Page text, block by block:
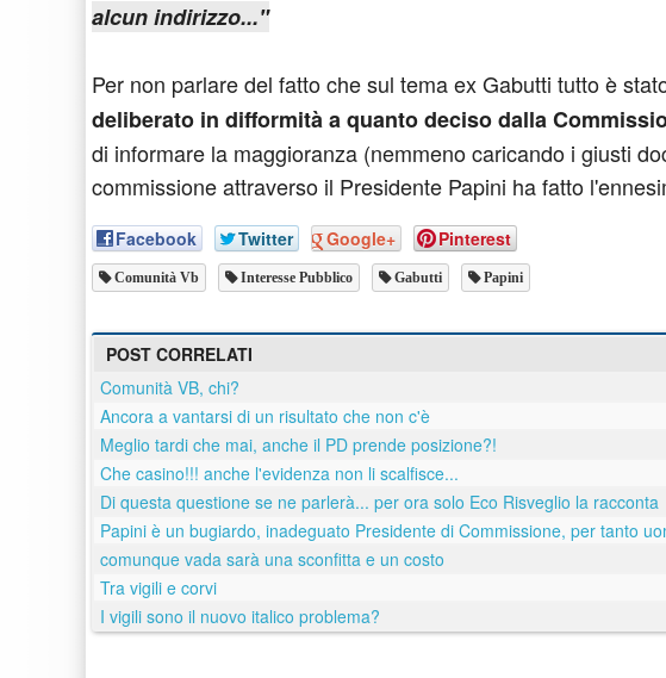
alcun indirizzo..."
Per non parlare del fatto che sul tema ex Gabutti tutto è
deliberato in difformità a quanto deciso dalla
di informare la maggioranza (nemmeno caricando i giusti
commissione attraverso il Presidente Papini ha fatto
Facebook Twitter Google+ Pinterest
Comunità Vb Interesse Pubblico Gabutti Papini
POST CORRELATI
Comunità VB, chi?
Ancora a vantarsi di un risultato che non c'è
Meglio tardi che mai, anche il PD prende posizione?!
Che casino!!! anche l'evidenza non li scalfisce...
Di questa questione se ne parlerà... per ora solo Eco Risveglio la racconta
Papini è un bugiardo, inadeguato Presidente di Commissione, per tanto
comunque vada sarà una sconfitta e un costo
Tra vigili e corvi
I vigili sono il nuovo italico problema?